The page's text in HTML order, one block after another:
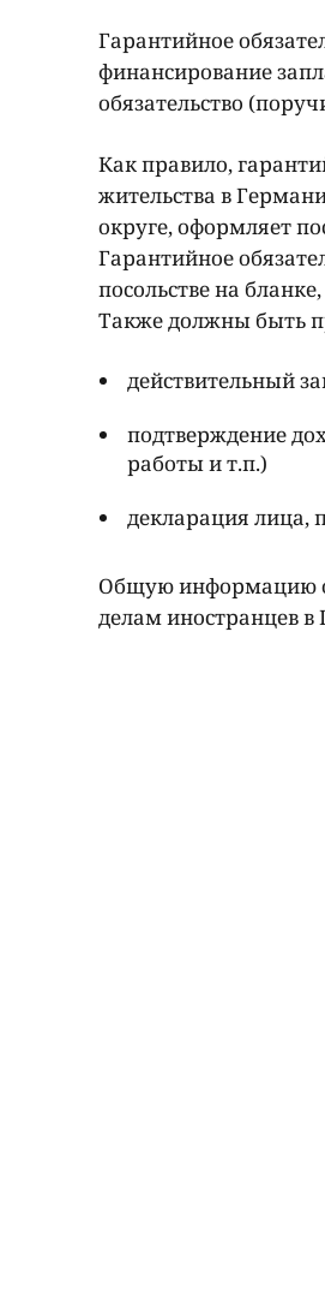
Гарантийное
финансирование
обязательство
Как правило,
жительства в
округе, оформляет
Гарантийное
посольстве на
Также должны быть
действительный
подтверждение
работы и т.п.)
декларация лица,
Общую информацию о
делам иностранцев